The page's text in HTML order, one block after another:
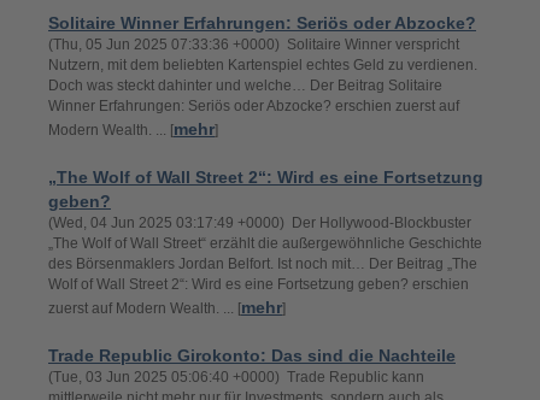
Solitaire Winner Erfahrungen: Seriös oder Abzocke?
(Thu, 05 Jun 2025 07:33:36 +0000) Solitaire Winner verspricht
Nutzern, mit dem beliebten Kartenspiel echtes Geld zu verdienen.
Doch was steckt dahinter und welche… Der Beitrag Solitaire
Winner Erfahrungen: Seriös oder Abzocke? erschien zuerst auf
Modern Wealth. ... [mehr]
„The Wolf of Wall Street 2“: Wird es eine Fortsetzung
geben?
(Wed, 04 Jun 2025 03:17:49 +0000) Der Hollywood-Blockbuster
„The Wolf of Wall Street“ erzählt die außergewöhnliche Geschichte
des Börsenmaklers Jordan Belfort. Ist noch mit… Der Beitrag „The
Wolf of Wall Street 2“: Wird es eine Fortsetzung geben? erschien
zuerst auf Modern Wealth. ... [mehr]
Trade Republic Girokonto: Das sind die Nachteile
(Tue, 03 Jun 2025 05:06:40 +0000) Trade Republic kann